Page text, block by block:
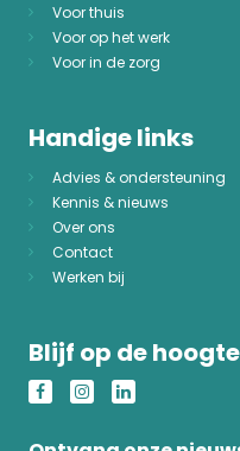
Voor thuis
Voor op het werk
Voor in de zorg
Handige links
Advies & ondersteuning
Kennis & nieuws
Over ons
Contact
Werken bij
Blijf op de hoogte